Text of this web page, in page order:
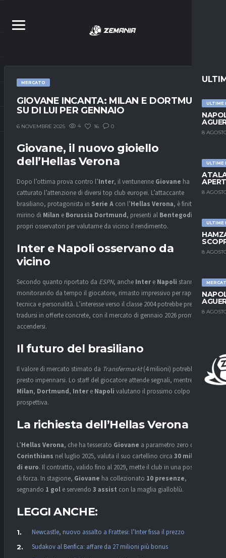
ULTIME
8
ULTIME
8
ULTIME
8
8
MERCATO
GIOVANE INCANTA: MILAN E DORTMUND
SU DI LUI PER GENNAIO
6 NOVEMBRE 2025 4 16 0
Giovane, il nuovo gioiello
dell’Hellas Verona
Dopo l’ottima prova contro l’Inter, il ventunenne Giovane ha
catturato l’attenzione di diversi top club europei. L’attaccante
brasiliano, protagonista in Serie A con l’Hellas Verona, è finito nel
mirino di Milan e Borussia Dortmund, presenti al Bentegodi
propri osservatori per valutarne da vicino il rendimento.
Inter e Napoli osservano da
vicino
Secondo quanto riportato da ESPN, anche Intere Napoli stanno
monitorando da tempo il giocatore, rimasto impressivo per rapidità,
tecnica e personalità. L’interesse verso il classe 2004 potrebbe presto
tradursi in offerte concrete, con il mercato di gennaio 2026 pronto ad
accendersi.
Il futuro del brasiliano
Il valore di mercato stimato da Transfermarkt(4 milioni) potrebbe
presto impennarsi. Lo staff del giocatore attende segnali, mentre
Milan, Dortmund, Intere Napoli valutano il prossimo colpo in
prospettiva.
La richiesta dell’Hellas Verona
L’Hellas Verona, che ha tesserato Giovane a parametro zero dal
Corinthians nel luglio 2025, valuta il suo cartellino circa 30 milioni
di euro. Il contratto, valido fino al 2029, mette il club in una posizione
di forza. In stagione, Giovane ha collezionato 10 presenze,
segnando 1 gol e servendo 3 assist con la maglia gialloblù.
LEGGI ANCHE:
Newcastle, nuovo assalto a Frattesi: l’Inter fissa il prezzo
Sudakov al Benfica: affare da 27 milioni più bonus